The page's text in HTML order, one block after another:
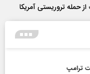
حمله تروریستی آمریکا